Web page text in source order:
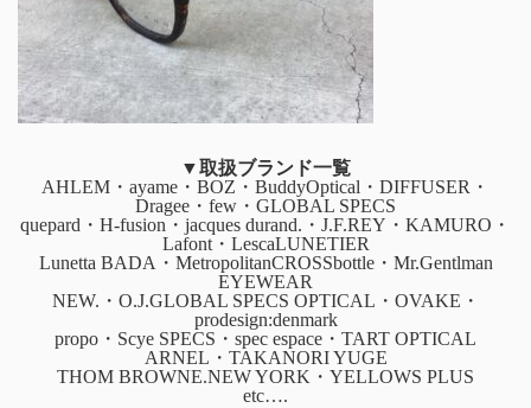
▼取扱ブランド一覧
AHLEM・ayame・BOZ・BuddyOptical・DIFFUSER・
Dragee・few・GLOBAL SPECS
quepard・H-fusion・jacques durand.・J.F.REY・KAMURO・
Lafont・LescaLUNETIER
Lunetta BADA・MetropolitanCROSSbottle・Mr.Gentlman
EYEWEAR
NEW.・O.J.GLOBAL SPECS OPTICAL・OVAKE・
prodesign:denmark
propo・Scye SPECS・spec espace・TART OPTICAL
ARNEL・TAKANORI YUGE
THOM BROWNE.NEW YORK・YELLOWS PLUS
etc….